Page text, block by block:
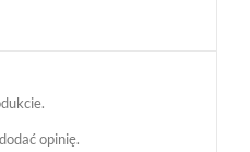
opinię.